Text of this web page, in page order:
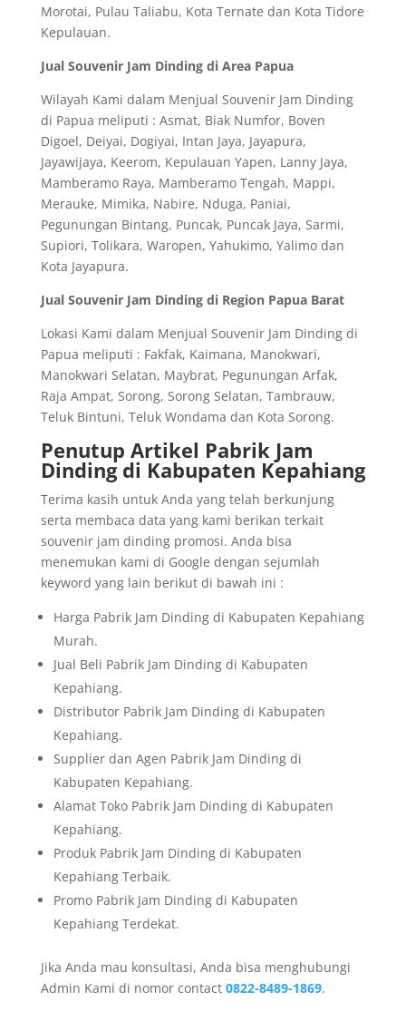
Morotai, Pulau Taliabu, Kota Ternate dan Kota Tidore
Kepulauan.
Jual Souvenir Jam Dinding di Area Papua
Wilayah Kami dalam Menjual Souvenir Jam Dinding
di Papua meliputi : Asmat, Biak Numfor, Boven
Digoel, Deiyai, Dogiyai, Intan Jaya, Jayapura,
Jayawijaya, Keerom, Kepulauan Yapen, Lanny Jaya,
Mamberamo Raya, Mamberamo Tengah, Mappi,
Merauke, Mimika, Nabire, Nduga, Paniai,
Pegunungan Bintang, Puncak, Puncak Jaya, Sarmi,
Supiori, Tolikara, Waropen, Yahukimo, Yalimo dan
Kota Jayapura.
Jual Souvenir Jam Dinding di Region Papua Barat
Lokasi Kami dalam Menjual Souvenir Jam Dinding di
Papua meliputi : Fakfak, Kaimana, Manokwari,
Manokwari Selatan, Maybrat, Pegunungan Arfak,
Raja Ampat, Sorong, Sorong Selatan, Tambrauw,
Teluk Bintuni, Teluk Wondama dan Kota Sorong.
Penutup Artikel Pabrik Jam
Dinding di Kabupaten Kepahiang
Terima kasih untuk Anda yang telah berkunjung
serta membaca data yang kami berikan terkait
souvenir jam dinding promosi. Anda bisa
menemukan kami di Google dengan sejumlah
keyword yang lain berikut di bawah ini :
Harga Pabrik Jam Dinding di Kabupaten Kepahiang
Murah.
Jual Beli Pabrik Jam Dinding di Kabupaten
Kepahiang.
Distributor Pabrik Jam Dinding di Kabupaten
Kepahiang.
Supplier dan Agen Pabrik Jam Dinding di
Kabupaten Kepahiang.
Alamat Toko Pabrik Jam Dinding di Kabupaten
Kepahiang.
Produk Pabrik Jam Dinding di Kabupaten
Kepahiang Terbaik.
Promo Pabrik Jam Dinding di Kabupaten
Kepahiang Terdekat.
Jika Anda mau konsultasi, Anda bisa menghubungi
Admin Kami di nomor contact 0822-8489-1869.